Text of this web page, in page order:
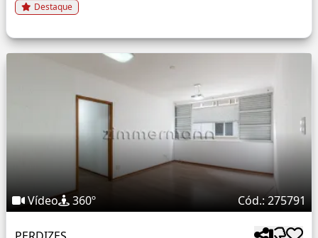
Destaque
Vídeo 360º Cód.: 275791